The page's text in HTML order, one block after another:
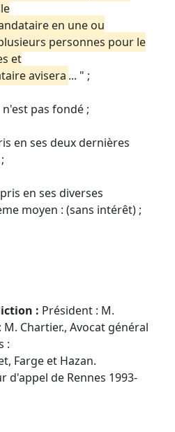
en une ou
personnes pour le
et
avisera ... " ;
pas fondé ;
en ses deux dernières
en ses diverses
moyen : (sans intérêt) ;
: Président : M.
Chartier., Avocat général
:
Farge et Hazan.
d'appel de Rennes 1993-